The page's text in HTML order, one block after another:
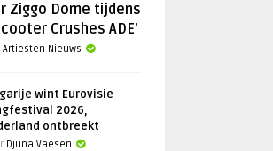
Ziggo Dome tijdens
Crushes ADE’
Artiesten Nieuws
wint Eurovisie
2026,
ontbreekt
Djuna Vaesen